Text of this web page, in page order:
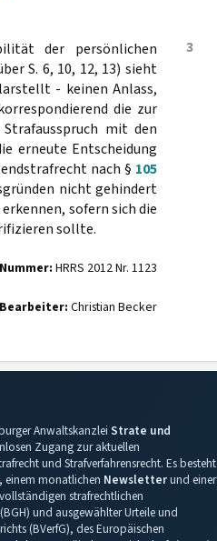
3
der persönlichen
S. 6, 10, 12, 13) sieht
- keinen Anlass,
die zur
mit den
erneute Entscheidung
nach § 105
nicht gehindert
sofern sich die
sollte.
HRRS 2012 Nr. 1123
Bearbeiter: Christian Becker
Anwaltskanzlei Strate und
Zugang zur aktuellen
und Strafverfahrensrecht. Es besteht
, einem monatlichen Newsletterund einer
strafrechtlichen
und ausgewählter Urteile und
(BVerfG), des Europäischen